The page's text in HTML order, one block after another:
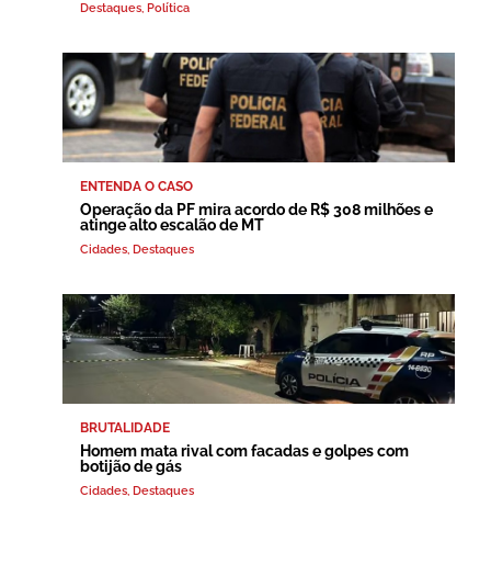
Destaques, Política
ENTENDA O CASO
Operação da PF mira acordo de R$ 308 milhões e
atinge alto escalão de MT
Cidades, Destaques
BRUTALIDADE
Homem mata rival com facadas e golpes com
botijão de gás
Cidades, Destaques